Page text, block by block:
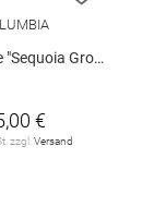
Grove II"
€
zzgl. Versand